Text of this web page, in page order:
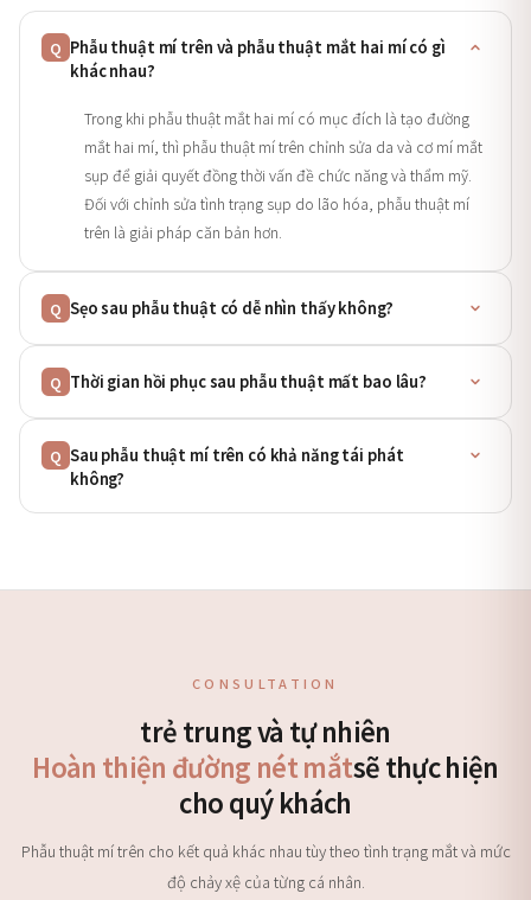
Q Phẫu thuật mí trên và phẫu thuật mắt hai mí có gì
khác nhau?
Trong khi phẫu thuật mắt hai mí có mục đích là tạo đường
mắt hai mí, thì phẫu thuật mí trên chỉnh sửa da và cơ mí mắt
sụp để giải quyết đồng thời vấn đề chức năng và thẩm mỹ.
Đối với chỉnh sửa tình trạng sụp do lão hóa, phẫu thuật mí
trên là giải pháp căn bản hơn.
Q Sẹo sau phẫu thuật có dễ nhìn thấy không?
Q Thời gian hồi phục sau phẫu thuật mất bao lâu?
Q Sau phẫu thuật mí trên có khả năng tái phát
không?
CONSULTATION
trẻ trung và tự nhiên
Hoàn thiện đường nét mắtsẽ thực hiện
cho quý khách
Phẫu thuật mí trên cho kết quả khác nhau tùy theo tình trạng mắt và mức
độ chảy xệ của từng cá nhân.